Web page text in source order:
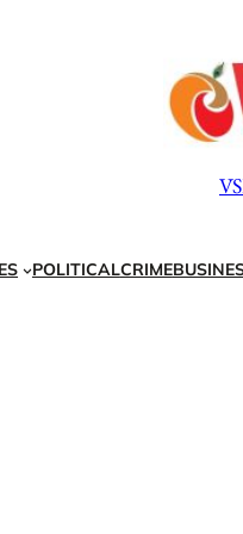
POLITICALCRIME